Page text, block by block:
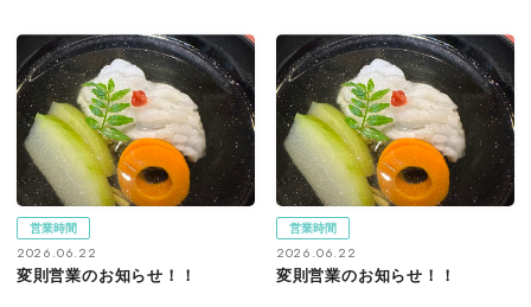
営業時間
2026.06.22
変則営業のお知らせ！！
営業時間
2026.06.22
変則営業のお知らせ！！